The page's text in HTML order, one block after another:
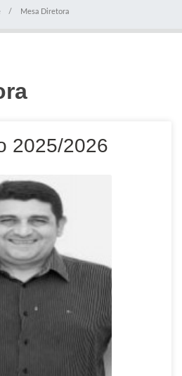
Mesa Diretora
2025/2026